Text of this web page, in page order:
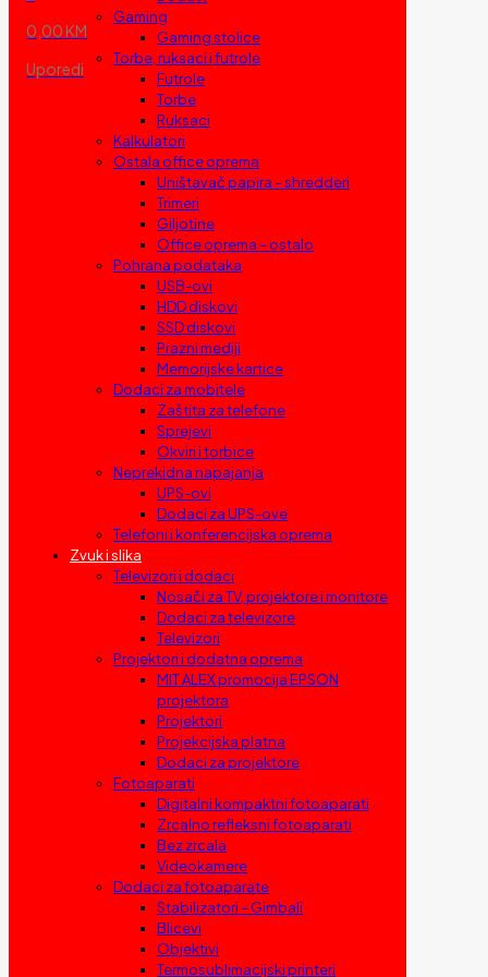
0,00 KM
Uporedi
Gaming
Gaming stolice
Torbe, ruksaci i futrole
Futrole
Torbe
Ruksaci
Kalkulatori
Ostala office oprema
Uništavač papira – shredderi
Trimeri
Giljotine
Office oprema – ostalo
Pohrana podataka
USB-ovi
HDD diskovi
SSD diskovi
Prazni mediji
Memorijske kartice
Dodaci za mobitele
Zaštita za telefone
Sprejevi
Okviri i torbice
Neprekidna napajanja
UPS-ovi
Dodaci za UPS-ove
Telefoni i konferencijska oprema
Zvuk i slika
Televizori i dodaci
Nosači za TV, projektore i monitore
Dodaci za televizore
Televizori
Projektori i dodatna oprema
MIT ALEX promocija EPSON
projektora
Projektori
Projekcijska platna
Dodaci za projektore
Fotoaparati
Digitalni kompaktni fotoaparati
Zrcalno refleksni fotoaparati
Bez zrcala
Videokamere
Dodaci za fotoaparate
Stabilizatori – Gimbali
Blicevi
Objektivi
Termosublimacijski printeri